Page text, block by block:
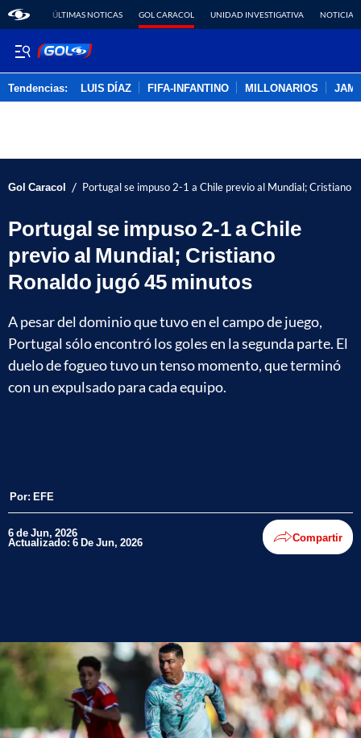
ÚLTIMAS NOTICAS GOL CARACOL UNIDAD INVESTIGATIVA NOTICIAS
Tendencias: LUIS DÍAZ FIFA-INFANTINO MILLONARIOS
Gol Caracol / Portugal se impuso 2-1 a Chile previo al Mundial; Cristiano
Portugal se impuso 2-1 a Chile
previo al Mundial; Cristiano
Ronaldo jugó 45 minutos
A pesar del dominio que tuvo en el campo de juego,
Portugal sólo encontró los goles en la segunda parte. El
duelo de fogueo tuvo un tenso momento, que terminó
con un expulsado para cada equipo.
Por: EFE
6 de Jun, 2026
Actualizado: 6 De Jun, 2026 Compartir